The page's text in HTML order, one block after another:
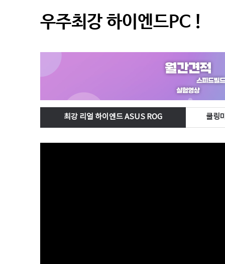
우주최강 하이엔드PC !
최강 리얼 하이엔드 ASUS ROG 쿨링